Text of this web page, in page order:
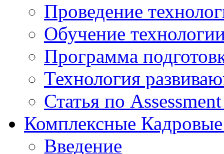
Проведение
Обучение
Программа
Технология
Статья по
Комплексные
Введение